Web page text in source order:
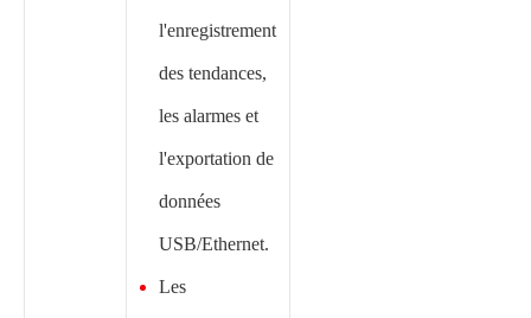
l'enregistrement
des tendances,
les alarmes et
l'exportation de
données
USB/Ethernet.
Les